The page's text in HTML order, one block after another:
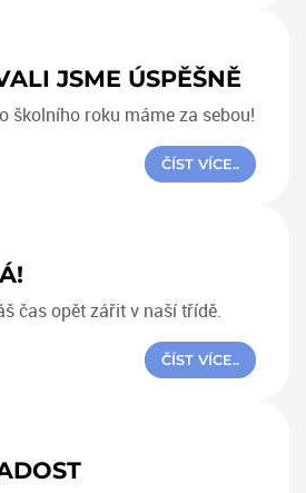
JSME ÚSPĚŠNĚ
školního roku máme za sebou!
ČÍST VÍCE..
čas opět zářit v naší třídě.
ČÍST VÍCE..